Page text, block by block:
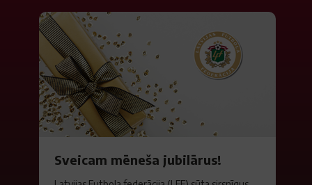
Sveicam mēneša jubilārus!